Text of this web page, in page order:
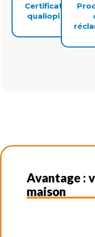
Certificat
qualiopi
Avantage :
maison